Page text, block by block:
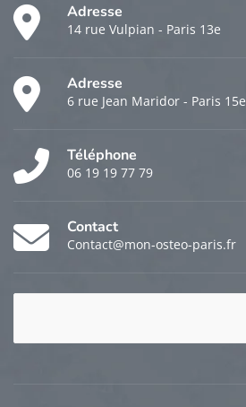
Adresse
14 rue Vulpian - Paris 13e
Adresse
6 rue Jean Maridor - Paris 15e
Téléphone
06 19 19 77 79
Contact
Contact@mon-osteo-paris.fr